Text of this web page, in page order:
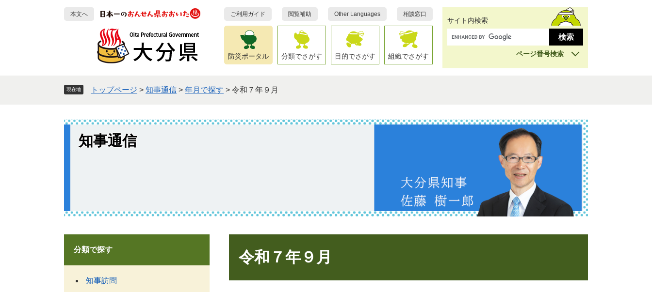
本文へ ご利用ガイド 閲覧補助 Other Languages 相談窓口
防災ポータル 分類でさがす 目的でさがす 組織でさがす
サイト内検索
ページ番号検索
現在地 トップページ > 知事通信 > 年月で探す > 令和７年９月
知事通信
令和７年９月
分類で探す
知事訪問